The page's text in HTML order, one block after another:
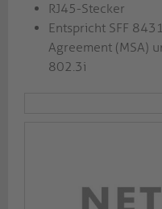
RJ45-Stecker
Entspricht SFF
Agreement (MSA)
802.3i